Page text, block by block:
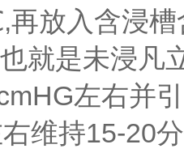
放入含浸
就是未浸凡
左右并
维持15-20